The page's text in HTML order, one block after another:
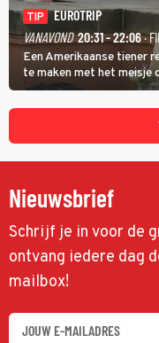
TIP
EUROTRIP
VANAVOND 20:31 - 22:06·
Een Amerikaanse tiener
te maken met het meisje
Nieuwsbrief
Schrijf je in voor de
ontvang iedere dag
mailbox!